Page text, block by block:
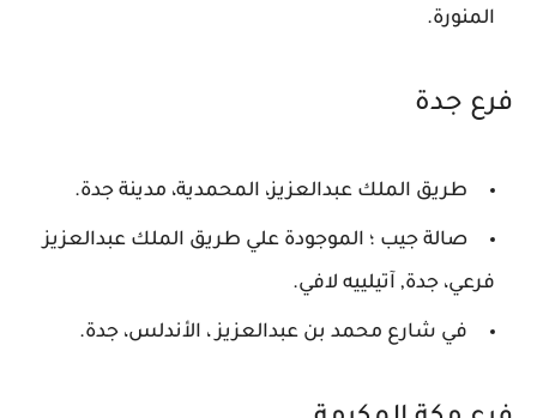
المنورة.
فرع جدة
طريق الملك عبدالعزيز، المحمدية، مدينة جدة.
صالة جيب ؛ الموجودة علي طريق الملك عبدالعزيز
فرعي، جدة, آتيلييه لافي.
في شارع محمد بن عبدالعزيز ، الأندلس، جدة.